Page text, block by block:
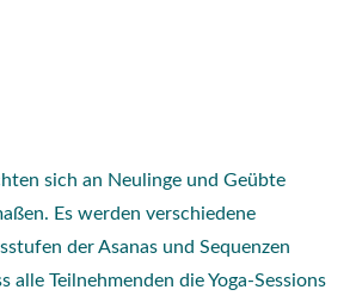
sich an Neulinge und Geübte
Es werden verschiedene
der Asanas und Sequenzen
alle Teilnehmenden die Yoga-Sessions